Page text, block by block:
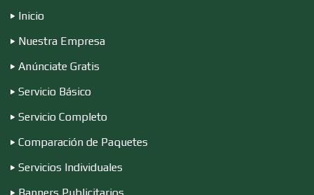
Conferencias Empresariales
Construcciones en General
Contadores
Inicio
Nuestra Empresa
Anúnciate Gratis
Servicio Básico
Servicio Completo
Comparación de Paquetes
Servicios Individuales